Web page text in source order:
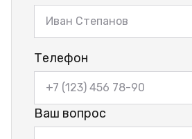
Телефон
Ваш вопрос